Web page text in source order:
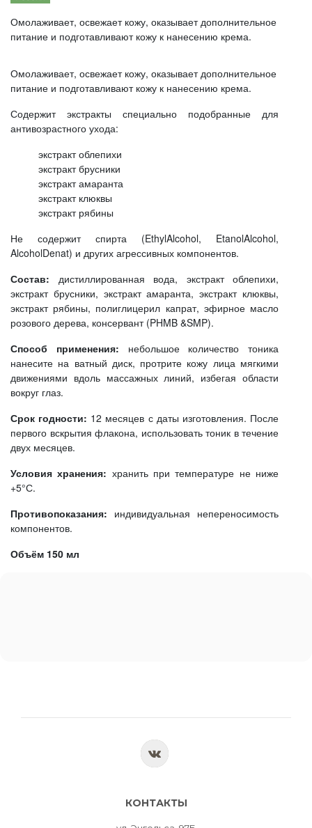
Омолаживает, освежает кожу, оказывает дополнительное
питание и подготавливают кожу к нанесению крема.
Омолаживает, освежает кожу, оказывает дополнительное
питание и подготавливают кожу к нанесению крема.
Содержит экстракты специально подобранные для
антивозрастного ухода:
экстракт облепихи
экстракт брусники
экстракт амаранта
экстракт клюквы
экстракт рябины
Не содержит спирта (EthylAlcohol, EtanolAlcohol,
AlcoholDenat) и других агрессивных компонентов.
Состав: дистиллированная вода, экстракт облепихи,
экстракт брусники, экстракт амаранта, экстракт клюквы,
экстракт рябины, полиглицерил капрат, эфирное масло
розового дерева, консервант (PHMB &SMP).
Способ применения: небольшое количество тоника
нанесите на ватный диск, протрите кожу лица мягкими
движениями вдоль массажных линий, избегая области
вокруг глаз.
Срок годности: 12 месяцев с даты изготовления. После
первого вскрытия флакона, использовать тоник в течение
двух месяцев.
Условия хранения: хранить при температуре не ниже
+5°С.
Противопоказания: индивидуальная непереносимость
компонентов.
Объём 150 мл
КОНТАКТЫ